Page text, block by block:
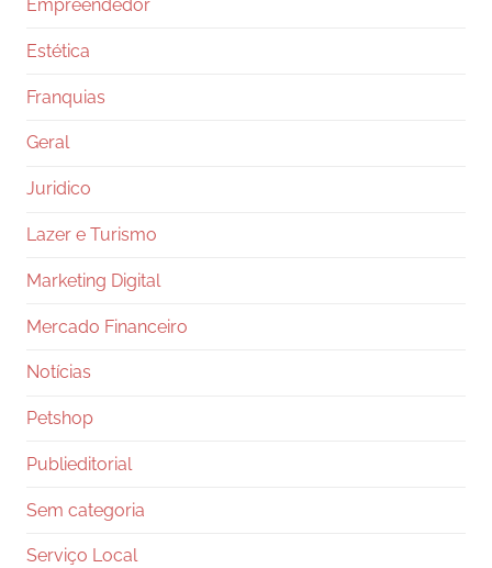
Empreendedor
Estética
Franquias
Geral
Juridico
Lazer e Turismo
Marketing Digital
Mercado Financeiro
Notícias
Petshop
Publieditorial
Sem categoria
Serviço Local